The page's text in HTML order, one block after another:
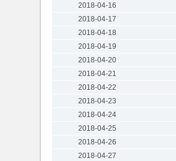
2018-04-16
2018-04-17
2018-04-18
2018-04-19
2018-04-20
2018-04-21
2018-04-22
2018-04-23
2018-04-24
2018-04-25
2018-04-26
2018-04-27